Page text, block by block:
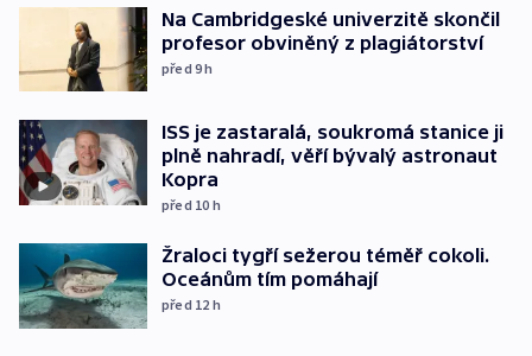
Na Cambridgeské univerzitě skončil
profesor obviněný z plagiátorství
před 9h
ISS je zastaralá, soukromá stanice ji
plně nahradí, věří bývalý astronaut
Kopra
před 10 h
Žraloci tygří sežerou téměř cokoli.
Oceánům tím pomáhají
před 12 h